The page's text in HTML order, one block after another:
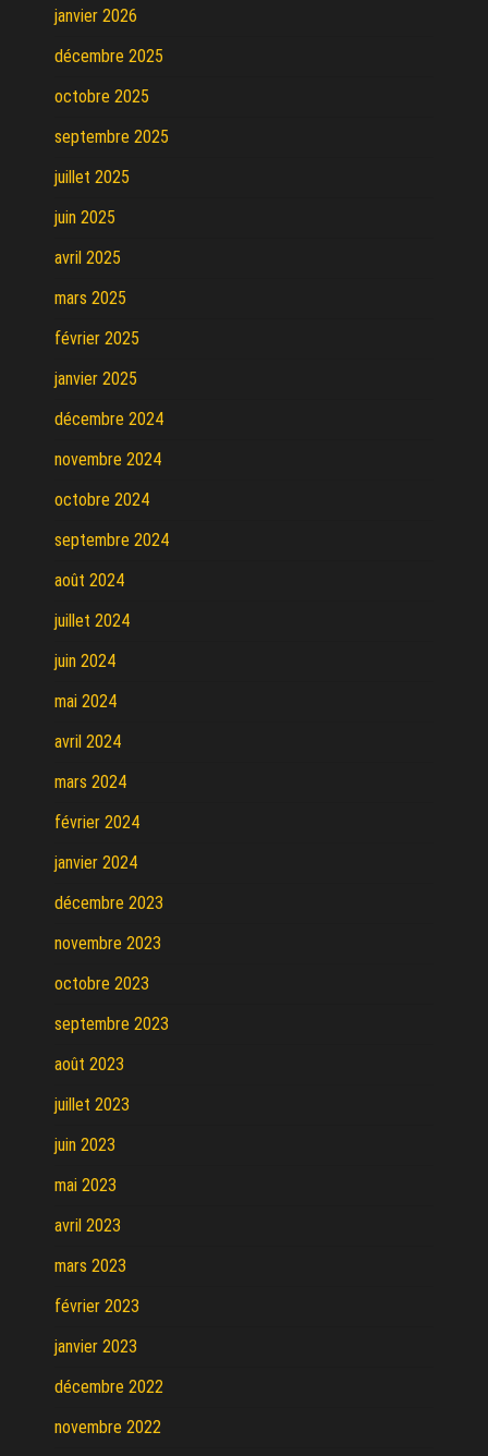
janvier 2026
décembre 2025
octobre 2025
septembre 2025
juillet 2025
juin 2025
avril 2025
mars 2025
février 2025
janvier 2025
décembre 2024
novembre 2024
octobre 2024
septembre 2024
août 2024
juillet 2024
juin 2024
mai 2024
avril 2024
mars 2024
février 2024
janvier 2024
décembre 2023
novembre 2023
octobre 2023
septembre 2023
août 2023
juillet 2023
juin 2023
mai 2023
avril 2023
mars 2023
février 2023
janvier 2023
décembre 2022
novembre 2022